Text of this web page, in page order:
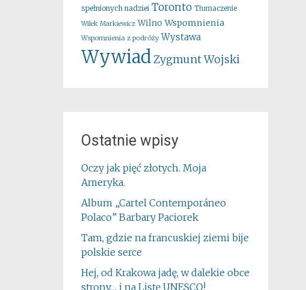
spełnionych nadziei Toronto Tłumaczenie
Wilek Markiewicz Wilno Wspomnienia
Wspomnienia z podróży Wystawa
WywiadZygmunt Wojski
Ostatnie wpisy
Oczy jak pięć złotych. Moja
Ameryka.
Album „Cartel Contemporáneo
Polaco” Barbary Paciorek
Tam, gdzie na francuskiej ziemi bije
polskie serce
Hej, od Krakowa jadę, w dalekie obce
strony… i na Listę UNESCO!